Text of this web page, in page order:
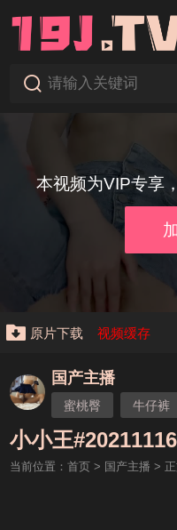
本视频为VIP专享
原片下载 视频缓存
国产主播
蜜桃臀 牛仔裤
自慰
国产主播
小小王
当前位置： 首页> 国产主播 >
本站大事